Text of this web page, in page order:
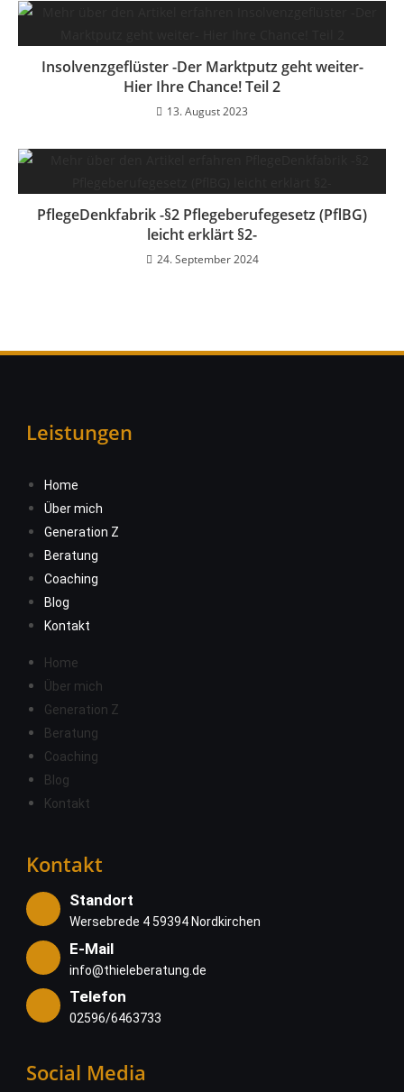
Insolvenzgeflüster -Der Marktputz geht weiter-
Hier Ihre Chance! Teil 2
13. August 2023
PflegeDenkfabrik -§2 Pflegeberufegesetz (PflBG)
leicht erklärt §2-
24. September 2024
Leistungen
Home
Über mich
Generation Z
Beratung
Coaching
Blog
Kontakt
Home
Über mich
Generation Z
Beratung
Coaching
Blog
Kontakt
Kontakt
Standort
Wersebrede 4 59394 Nordkirchen
E-Mail
info@thieleberatung.de
Telefon
02596/6463733
Social Media